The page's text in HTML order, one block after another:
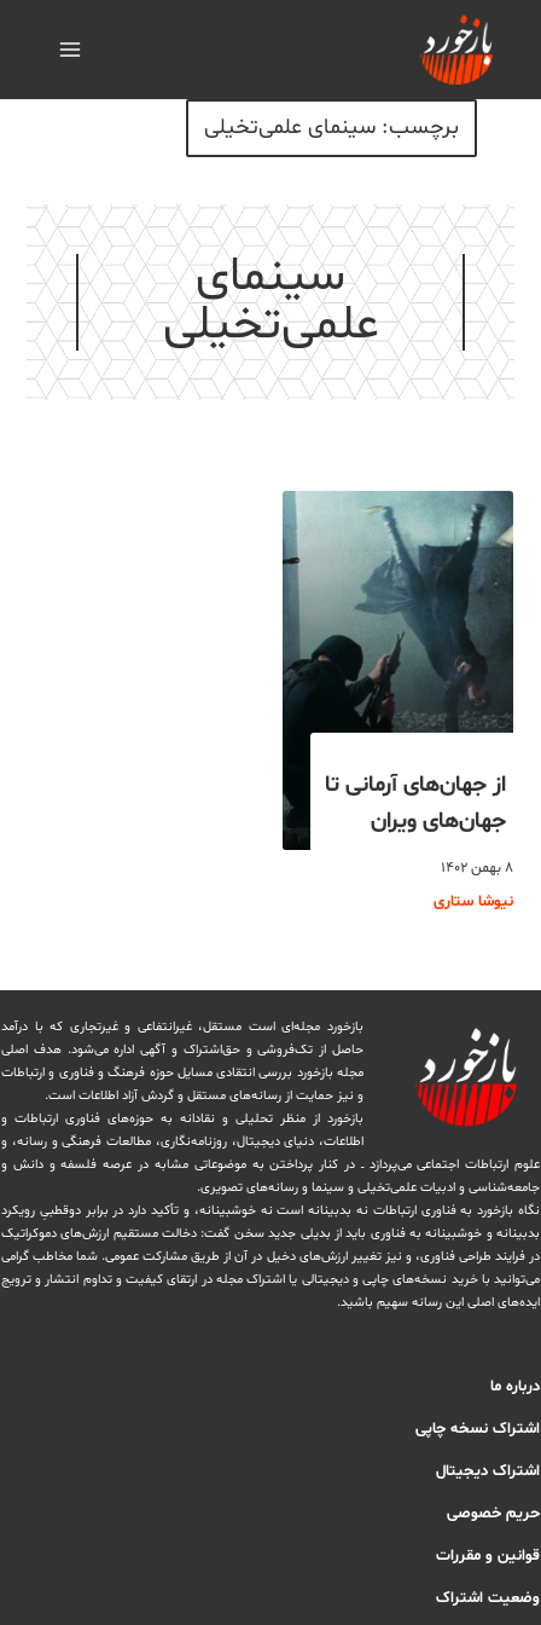
برچسب: سینمای علمی‌تخیلی
سینمای
علمی‌تخیلی
از جهان‌های آرمانی تا
جهان‌های ویران
۸ بهمن ۱۴۰۲
نیوشا ستاری
بازخورد مجله‌ای است مستقل، غیرانتفاعی و غیرتجاری که با درآمد
حاصل از تک‌فروشی و حق‌اشتراک و آگهی اداره می‌شود. ‏هدف اصلی
مجله بازخورد بررسی انتقادی مسایل حوزه فرهنگ و فناوری و ارتباطات
و نیز حمایت از رسانه‌های مستقل و‌ گردش ‏آزاد اطلاعات است.
بازخورد از منظر تحلیلی و نقادانه به حوزه‌های فناوری ارتباطات و
اطلاعات، دنیای دیجیتال، روزنامه‌نگاری، ‏مطالعات فرهنگی و رسانه، و
علوم ارتباطات اجتماعی می‌پردازد ــ در کنار پرداختن به موضوعاتی مشابه در عرصه فلسفه و دانش و
‏جامعه‌شناسی و ادبیات علمی‌تخیلی و سینما و رسانه‌های تصویری.
نگاه بازخورد به فناوری ارتباطات نه بدبینانه است نه خوشبینانه، و تأکید دارد ‏در برابر دوقطبیِ رویکرد
بدبینانه و خوشبینانه به فناوری باید از بدیلی جدید سخن گفت: دخالت مستقیم ارزش‌های دموکراتیک
در ‏فرایند طراحی فناوری، و نیز تغییر ارزش‌های دخيل در آن از طریق مشاركت عمومی. شما مخاطب گرامی
می‌توانید با خرید نسخه‌های چاپی و دیجیتالی یا ‏اشتراک مجله در ارتقای کیفیت و تداوم انتشار و ترویج
ایده‌های اصلی این رسانه سهیم باشید.
درباره ما
اشتراک نسخه چاپی
اشتراک دیجیتال
حریم خصوصی
قوانین و مقررات
وضعیت اشتراک